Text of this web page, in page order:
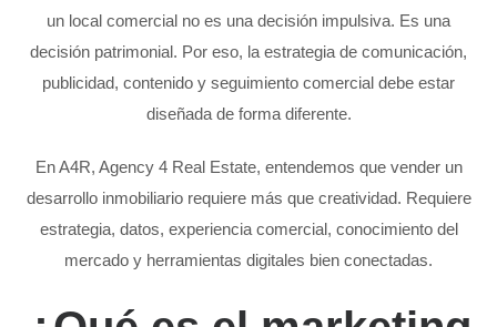
un local comercial no es una decisión impulsiva. Es una
decisión patrimonial. Por eso, la estrategia de comunicación,
publicidad, contenido y seguimiento comercial debe estar
diseñada de forma diferente.
En A4R, Agency 4 Real Estate, entendemos que vender un
desarrollo inmobiliario requiere más que creatividad. Requiere
estrategia, datos, experiencia comercial, conocimiento del
mercado y herramientas digitales bien conectadas.